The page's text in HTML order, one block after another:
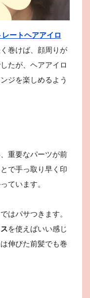
ートヘアアイロ
巻けば、顔周りが
たが、ヘアアイロ
ジを楽しめるよう
重要なパーツが前
で手っ取り早く印
ています。
はパサつきます。
を使えばいい感じ
伸びた前髪でも巻